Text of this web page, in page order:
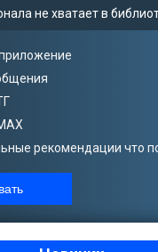
не хватает в
рекомендации что